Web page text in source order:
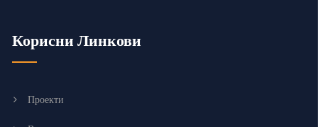
Корисни Линкови
Проекти